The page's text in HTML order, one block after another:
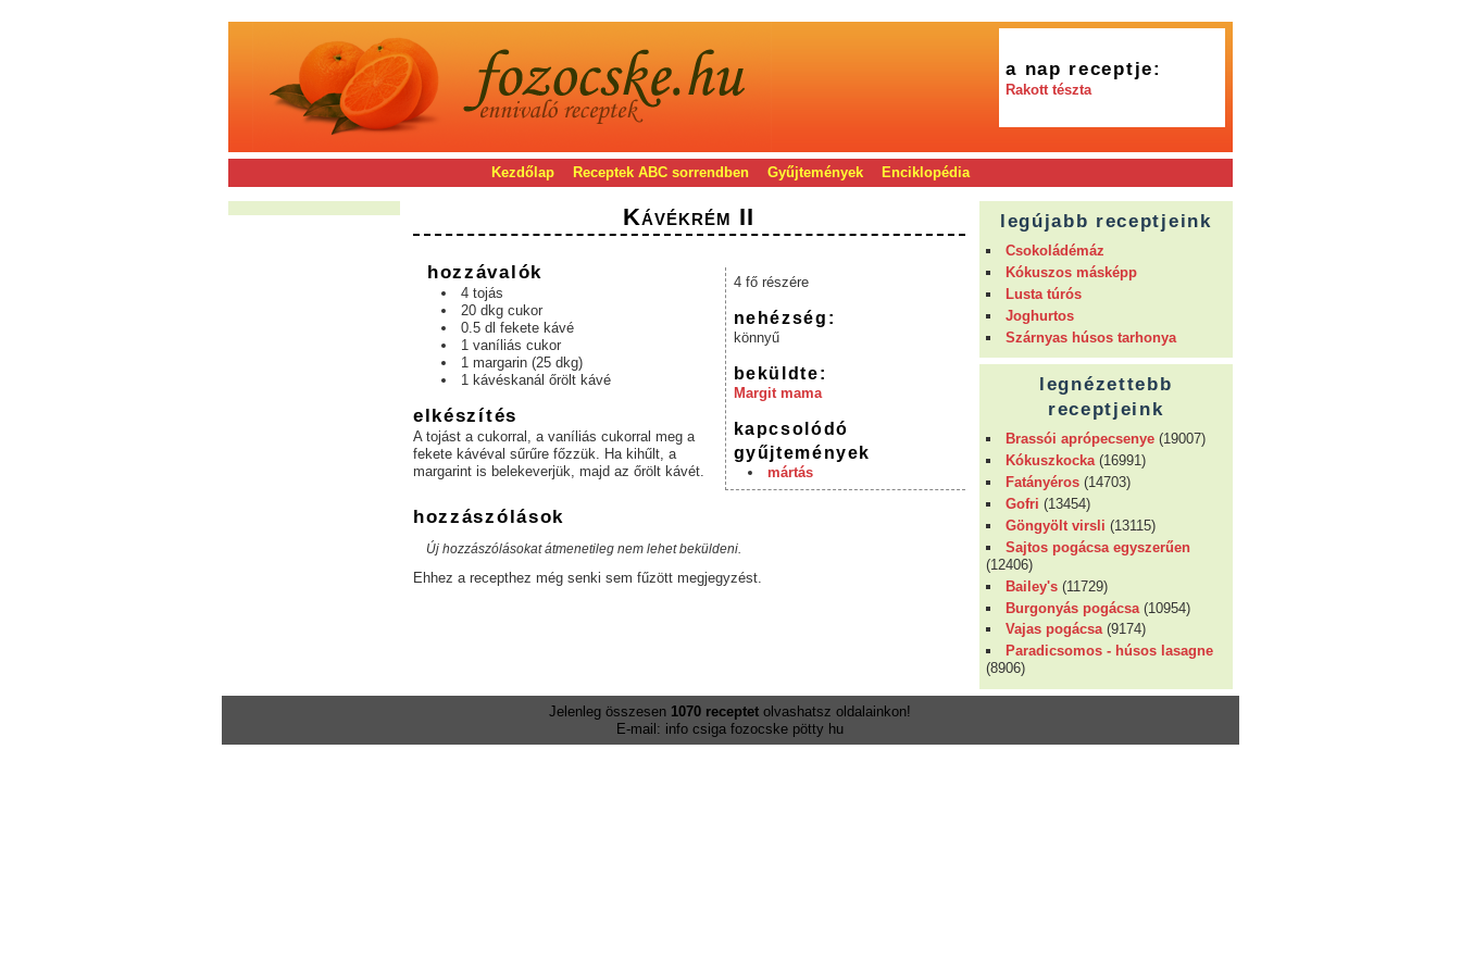
a nap receptje:
Rakott tészta
Kezdőlap Receptek ABC sorrendben Gyűjtemények Enciklopédia
Kávékrém II
4 fő részére
nehézség:
könnyű
beküldte:
Margit mama
kapcsolódó
gyűjtemények
mártás
hozzávalók
4 tojás
20 dkg cukor
0.5 dl fekete kávé
1 vaníliás cukor
1 margarin (25 dkg)
1 kávéskanál őrölt kávé
elkészítés
A tojást a cukorral, a vaníliás cukorral meg a
fekete kávéval sűrűre főzzük. Ha kihűlt, a
margarint is belekeverjük, majd az őrölt kávét.
hozzászólások
Új hozzászólásokat átmenetileg nem lehet beküldeni.
Ehhez a recepthez még senki sem fűzött megjegyzést.
legújabb receptjeink
Csokoládémáz
Kókuszos másképp
Lusta túrós
Joghurtos
Szárnyas húsos tarhonya
legnézettebb
receptjeink
Brassói aprópecsenye (19007)
Kókuszkocka(16991)
Fatányéros (14703)
Gofri (13454)
Göngyölt virsli (13115)
Sajtos pogácsa egyszerűen
(12406)
Bailey's (11729)
Burgonyás pogácsa (10954)
Vajas pogácsa(9174)
Paradicsomos - húsos lasagne
(8906)
Jelenleg összesen 1070 receptet olvashatsz oldalainkon!
E-mail: info csiga fozocske pötty hu